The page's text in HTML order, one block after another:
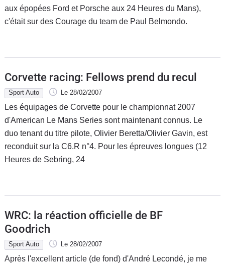
aux épopées Ford et Porsche aux 24 Heures du Mans),
c'était sur des Courage du team de Paul Belmondo.
Corvette racing: Fellows prend du recul
Sport Auto Le 28/02/2007
Les équipages de Corvette pour le championnat 2007
d'American Le Mans Series sont maintenant connus. Le
duo tenant du titre pilote, Olivier Beretta/Olivier Gavin, est
reconduit sur la C6.R n°4. Pour les épreuves longues (12
Heures de Sebring, 24
WRC: la réaction officielle de BF
Goodrich
Sport Auto Le 28/02/2007
Après l'excellent article (de fond) d'André Lecondé, je me